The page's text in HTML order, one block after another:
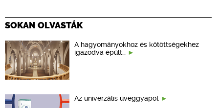
SOKAN OLVASTÁK
A hagyományokhoz és kötöttségekhez
igazodva épült…
Az univerzális üveggyapot